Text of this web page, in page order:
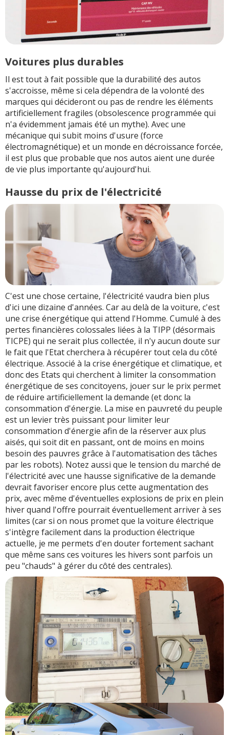
Voitures plus durables
Il est tout à fait possible que la durabilité des autos
s'accroisse, même si cela dépendra de la volonté des
marques qui décideront ou pas de rendre les éléments
artificiellement fragiles (obsolescence programmée qui
n'a évidemment jamais été un mythe). Avec une
mécanique qui subit moins d'usure (force
électromagnétique) et un monde en décroissance forcée,
il est plus que probable que nos autos aient une durée
de vie plus importante qu'aujourd'hui.
Hausse du prix de l'électricité
C'est une chose certaine, l'électricité vaudra bien plus
d'ici une dizaine d'années. Car au delà de la voiture, c'est
une crise énergétique qui attend l'Homme. Cumulé à des
pertes financières colossales liées à la TIPP (désormais
TICPE) qui ne serait plus collectée, il n'y aucun doute sur
le fait que l'Etat cherchera à récupérer tout cela du côté
électrique. Associé à la crise énergétique et climatique, et
donc des Etats qui cherchent à limiter la consommation
énergétique de ses concitoyens, jouer sur le prix permet
de réduire artificiellement la demande (et donc la
consommation d'énergie. La mise en pauvreté du peuple
est un levier très puissant pour limiter leur
consommation d'énergie afin de la réserver aux plus
aisés, qui soit dit en passant, ont de moins en moins
besoin des pauvres grâce à l'automatisation des tâches
par les robots). Notez aussi que le tension du marché de
l'électricité avec une hausse significative de la demande
devrait favoriser encore plus cette augmentation des
prix, avec même d'éventuelles explosions de prix en plein
hiver quand l'offre pourrait éventuellement arriver à ses
limites (car si on nous promet que la voiture électrique
s'intègre facilement dans la production électrique
actuelle, je me permets d'en douter fortement sachant
que même sans ces voitures les hivers sont parfois un
peu "chauds" à gérer du côté des centrales).